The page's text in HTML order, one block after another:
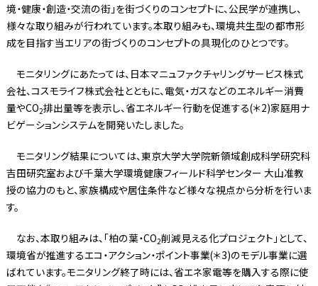
境・健康・創造・交流の街」を街づくりのコンセプトに、公民学が連携し、
様々な取り組みが行われています。本取り組みも、環境共生型の都市形
成を目指す当エリアの街づくりのコンセプトの具現化のひとつです。
モニタリングにあたっては、日本マニュファクチャリングサービス株式
会社、コスモライフ株式会社とともに、電気・ガスなどのエネルギー消費
量やCO2排出量等を表示し、省エネルギー行動を促進する(＊2)家庭用ナ
ビゲーションシステムを開発いたしました。
モニタリング結果については、東京大学大学院新領域創成科学研究科
吉田研究室および千葉大学環境健康フィールド科学センター 大山准教
授の協力のもと、家族構成や居住条件など様々な視点から分析を行いま
す。
なお、本取り組みは、「柏の葉・CO2削減見える化プロジェクト」として、
環境省が推進するエコ・アクション・ポイント事業(＊3)のモデル事業に選
ばれています。モニタリング終了時には、省エネ家電等を購入する際に使